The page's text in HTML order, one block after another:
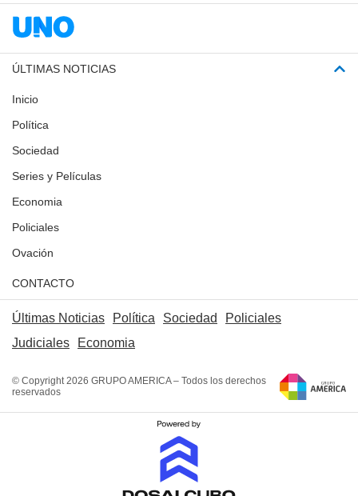
ÚLTIMAS NOTICIAS
Inicio
Política
Sociedad
Series y Películas
Economia
Policiales
Ovación
CONTACTO
Últimas Noticias Política Sociedad
Policiales
Judiciales
Economia
© Copyright 2026 GRUPO AMERICA – Todos los derechos
reservados